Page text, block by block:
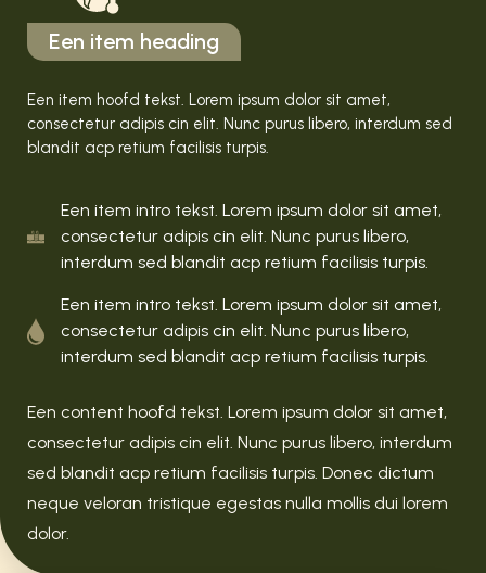
Een item heading
Een item hoofd tekst. Lorem ipsum dolor sit amet,
consectetur adipis cin elit. Nunc purus libero, interdum sed
blandit acp retium facilisis turpis.
Een item intro tekst. Lorem ipsum dolor sit amet,
consectetur adipis cin elit. Nunc purus libero,
interdum sed blandit acp retium facilisis turpis.
Een item intro tekst. Lorem ipsum dolor sit amet,
consectetur adipis cin elit. Nunc purus libero,
interdum sed blandit acp retium facilisis turpis.
Een content hoofd tekst. Lorem ipsum dolor sit amet,
consectetur adipis cin elit. Nunc purus libero, interdum
sed blandit acp retium facilisis turpis. Donec dictum
neque veloran tristique egestas nulla mollis dui lorem
dolor.